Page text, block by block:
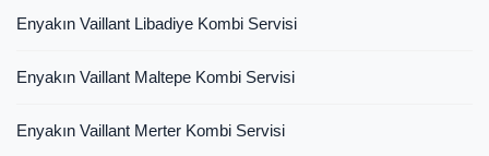
Enyakın Vaillant Libadiye Kombi Servisi
Enyakın Vaillant Maltepe Kombi Servisi
Enyakın Vaillant Merter Kombi Servisi